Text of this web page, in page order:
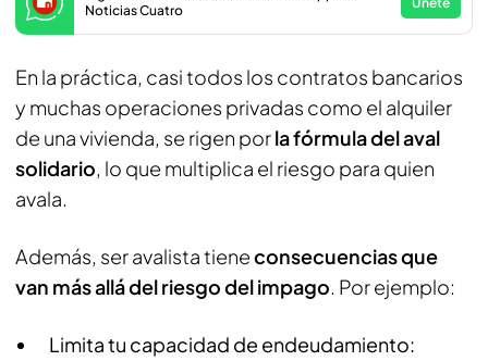
Noticias Cuatro
En la práctica, casi todos los contratos bancarios
y muchas operaciones privadas como el alquiler
de una vivienda, se rigen porla fórmula del aval
solidario, lo que multiplica el riesgo para quien
avala.
Además, ser avalista tieneconsecuencias que
van más allá del riesgo del impago. Por ejemplo:
Limita tu capacidad de endeudamiento: